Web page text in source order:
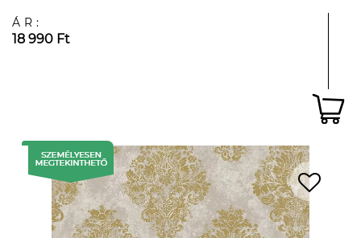
ÁR:
18 990 Ft